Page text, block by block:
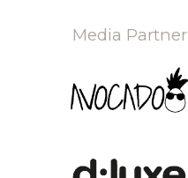
Media Partner